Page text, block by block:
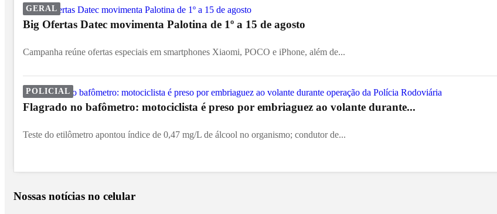
GERAL
Big Ofertas Datec movimenta Palotina de 1º a 15 de agosto
Campanha reúne ofertas especiais em smartphones Xiaomi, POCO e iPhone, além de...
POLICIAL
Flagrado no bafômetro: motociclista é preso por embriaguez ao volante durante...
Teste do etilômetro apontou índice de 0,47 mg/L de álcool no organismo; condutor de...
Nossas notícias no celular